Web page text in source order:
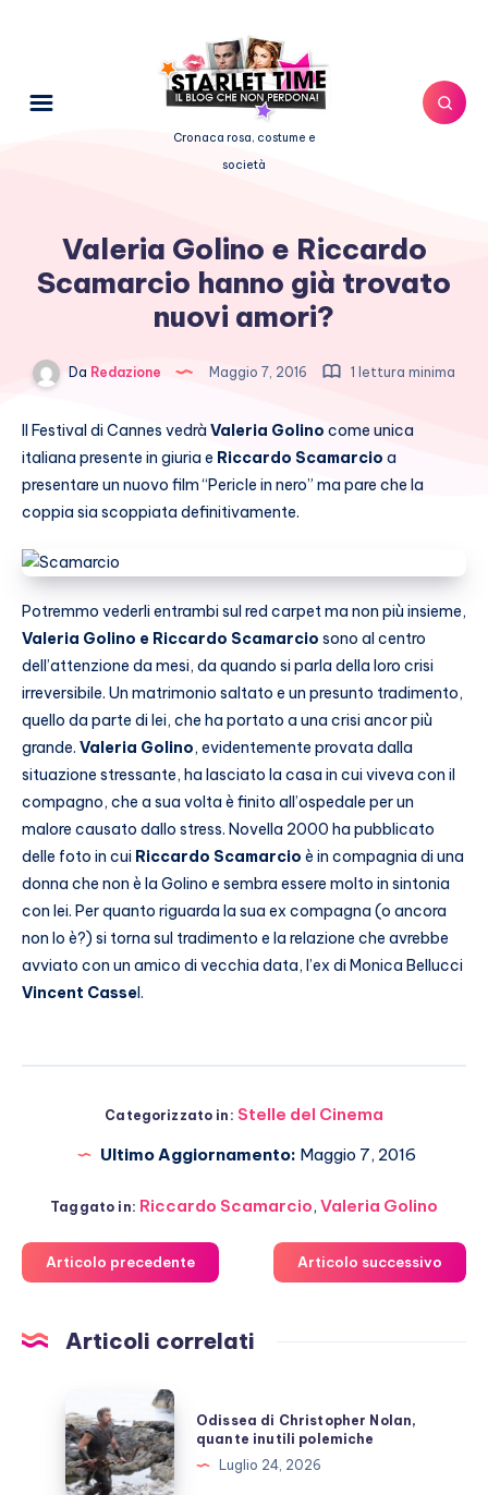
Cronaca rosa, costume e
società
Valeria Golino e Riccardo
Scamarcio hanno già trovato
nuovi amori?
Da Redazione Maggio 7, 2016 1 lettura minima
Il Festival di Cannes vedrà Valeria Golino come unica
italiana presente in giuria e Riccardo Scamarcio a
presentare un nuovo film “Pericle in nero” ma pare che la
coppia sia scoppiata definitivamente.
Potremmo vederli entrambi sul red carpet ma non più insieme,
Valeria Golino e Riccardo Scamarcio sono al centro
dell’attenzione da mesi, da quando si parla della loro crisi
irreversibile. Un matrimonio saltato e un presunto tradimento,
quello da parte di lei, che ha portato a una crisi ancor più
grande. Valeria Golino, evidentemente provata dalla
situazione stressante, ha lasciato la casa in cui viveva con il
compagno, che a sua volta è finito all’ospedale per un
malore causato dallo stress. Novella 2000 ha pubblicato
delle foto in cui Riccardo Scamarcio è in compagnia di una
donna che non è la Golino e sembra essere molto in sintonia
con lei. Per quanto riguarda la sua ex compagna (o ancora
non lo è?) si torna sul tradimento e la relazione che avrebbe
avviato con un amico di vecchia data, l’ex di Monica Bellucci
Vincent Cassel.
Categorizzato in: Stelle del Cinema
Ultimo Aggiornamento: Maggio 7, 2016
Taggato in: Riccardo Scamarcio, Valeria Golino
Articolo precedente Articolo successivo
Articoli correlati
di
Christopher
Nolan,
Odissea di Christopher Nolan,
quante inutili polemiche
Luglio 24, 2026